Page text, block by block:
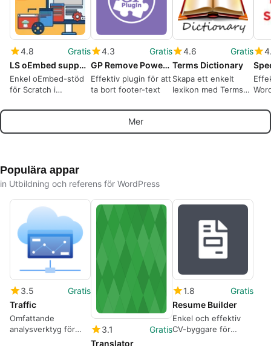
4.8
Gratis
LS oEmbed support for Scratch Mit
Enkel oEmbed-stöd
för Scratch i
4.3
Gratis
GP Remove Powered By
Effektiv plugin för att
ta bort footer-text
4.6
Gratis
Terms Dictionary
Skapa ett enkelt
lexikon med Terms
Mer
Populära appar
in Utbildning och referens för WordPress
3.5
Gratis
Traffic
Omfattande
analysverktyg för
3.1
Gratis
Translator
1.8
Gratis
Resume Builder
Enkel och effektiv
CV-byggare för